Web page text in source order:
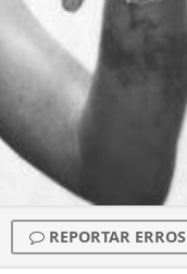
REPORTAR ERROS